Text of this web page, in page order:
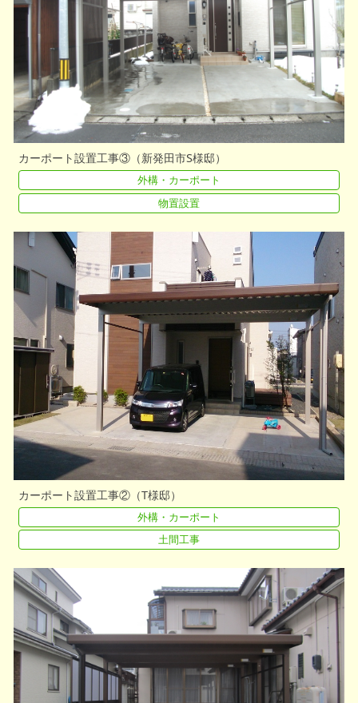
カーポート設置工事③（新発田市S様邸）
外構・カーポート
物置設置
カーポート設置工事②（T様邸）
外構・カーポート
土間工事